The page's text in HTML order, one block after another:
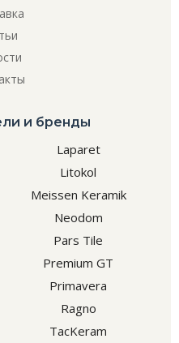
и бренды
Laparet
Litokol
Meissen Keramik
Neodom
Pars Tile
Premium GT
Primavera
Ragno
TacKeram